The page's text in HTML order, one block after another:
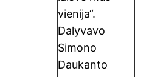
vienija“.
Dalyvavo
Simono
Daukanto